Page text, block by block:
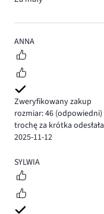
5
ANNA
Zweryfikowany zakup
rozmiar: 46 (odpowiedni)
trochę za krótka
2025-11-12
5
SYLWIA